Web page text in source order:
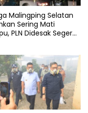
Malingping Selatan
Sering Mati
PLN Didesak Segera